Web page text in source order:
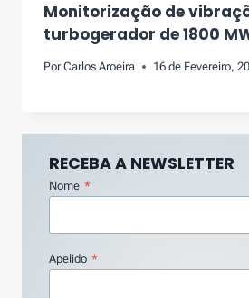
Monitorização de
turbogerador de 1800
Por Carlos Aroeira 16 de Fevereiro,
RECEBA A NEWSLETTER
Nome *
Apelido *